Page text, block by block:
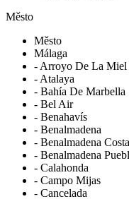
Město
Město
Málaga
- Arroyo De La Miel
- Atalaya
- Bahía De Marbella
- Bel Air
- Benahavís
- Benalmadena
- Benalmadena Costa
- Benalmadena
- Calahonda
- Campo Mijas
- Cancelada